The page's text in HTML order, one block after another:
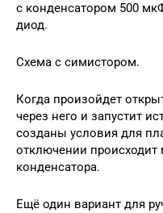
с конденсатором 500
диод.
Схема с симистором.
Когда произойдет
через него и запустит
созданы условия для
отключении происходит
конденсатора.
Ещё один вариант для